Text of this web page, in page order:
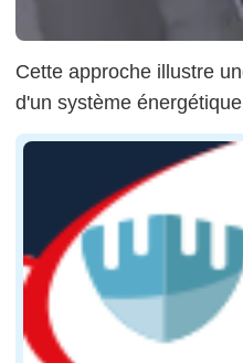
Cette approche illustre
d'un système